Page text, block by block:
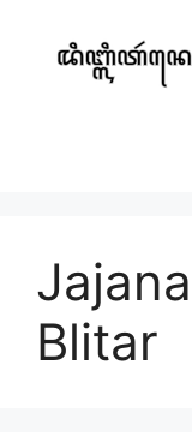
content
Blitar